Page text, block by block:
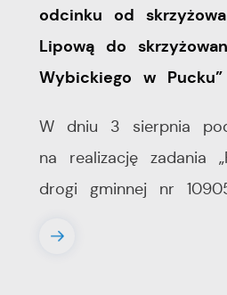
odcinku od
Lipową do
Wybickiego w Pucku”
W dniu 3 sierpnia
na realizację zadania
drogi gminnej nr